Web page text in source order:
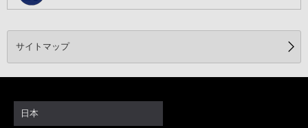
サイトマップ
日本